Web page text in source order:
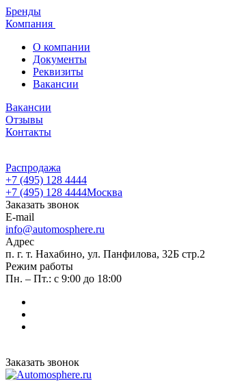
Бренды
Компания
О компании
Документы
Реквизиты
Вакансии
Вакансии
Отзывы
Контакты
Распродажа
+7 (495) 128 4444
+7 (495) 128 4444Москва
Заказать звонок
E-mail
info@automosphere.ru
Адрес
п. г. т. Нахабино, ул. Панфилова, 32Б стр.2
Режим работы
Пн. – Пт.: с 9:00 до 18:00
Заказать звонок